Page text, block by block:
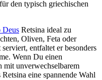
den typisch griechischen
Deus Retsina ideal zu
Oliven, Feta oder
entfaltet er besonders
Wenn Du einen
mit unverwechselbarem
eine spannende Wahl